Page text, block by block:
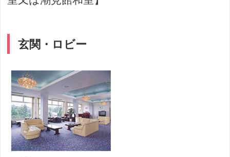
玄関・ロビー